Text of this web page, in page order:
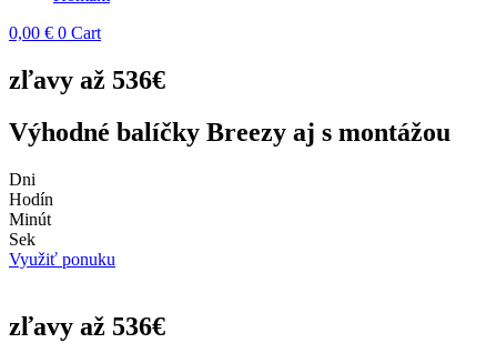
0,00 € 0 Cart
zľavy až 536€
Výhodné balíčky Breezy aj s montážou
Dni
Hodín
Minút
Sek
Využiť ponuku
zľavy až 536€